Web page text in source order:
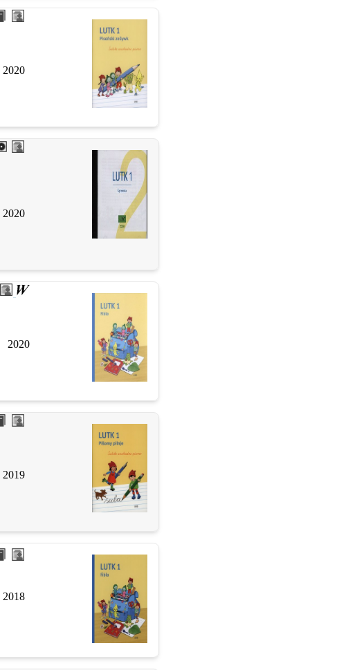
2020
2020
2020
2019
2018